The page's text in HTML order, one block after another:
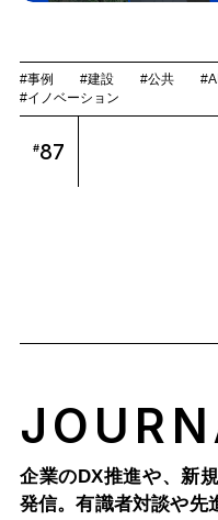
#事例 #建設 #公共
#イノベーション
#87
企業のDX推進や、新
発信。有識者対談や先